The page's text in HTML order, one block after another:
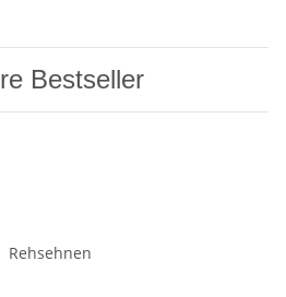
Bestseller